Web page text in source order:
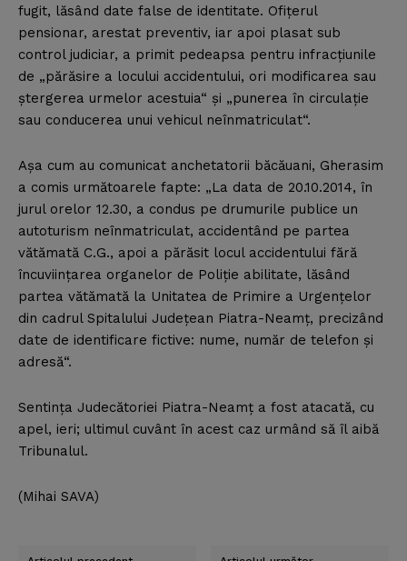
fugit, lăsând date false de identitate. Ofiţerul
pensionar, arestat preventiv, iar apoi plasat sub
control judiciar, a primit pedeapsa pentru infracţiunile
de „părăsire a locului accidentului, ori modificarea sau
ştergerea urmelor acestuia“ şi „punerea în circulaţie
sau conducerea unui vehicul neînmatriculat“.
Aşa cum au comunicat anchetatorii băcăuani, Gherasim
a comis următoarele fapte: „La data de 20.10.2014, în
jurul orelor 12.30, a condus pe drumurile publice un
autoturism neînmatriculat, accidentând pe partea
vătămată C.G., apoi a părăsit locul accidentului fără
încuviinţarea organelor de Poliţie abilitate, lăsând
partea vătămată la Unitatea de Primire a Urgenţelor
din cadrul Spitalului Judeţean Piatra-Neamţ, precizând
date de identificare fictive: nume, număr de telefon şi
adresă“.
Sentinţa Judecătoriei Piatra-Neamţ a fost atacată, cu
apel, ieri; ultimul cuvânt în acest caz urmând să îl aibă
Tribunalul.
(Mihai SAVA)